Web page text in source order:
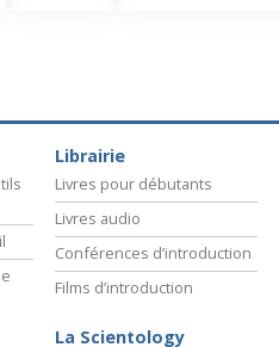
Librairie
Livres pour débutants
Livres audio
Conférences d’introduction
Films d’introduction
La Scientology